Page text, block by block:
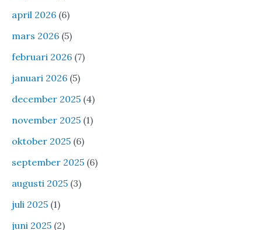
april 2026 (6)
mars 2026 (5)
februari 2026 (7)
januari 2026 (5)
december 2025 (4)
november 2025 (1)
oktober 2025 (6)
september 2025 (6)
augusti 2025 (3)
juli 2025 (1)
juni 2025 (2)